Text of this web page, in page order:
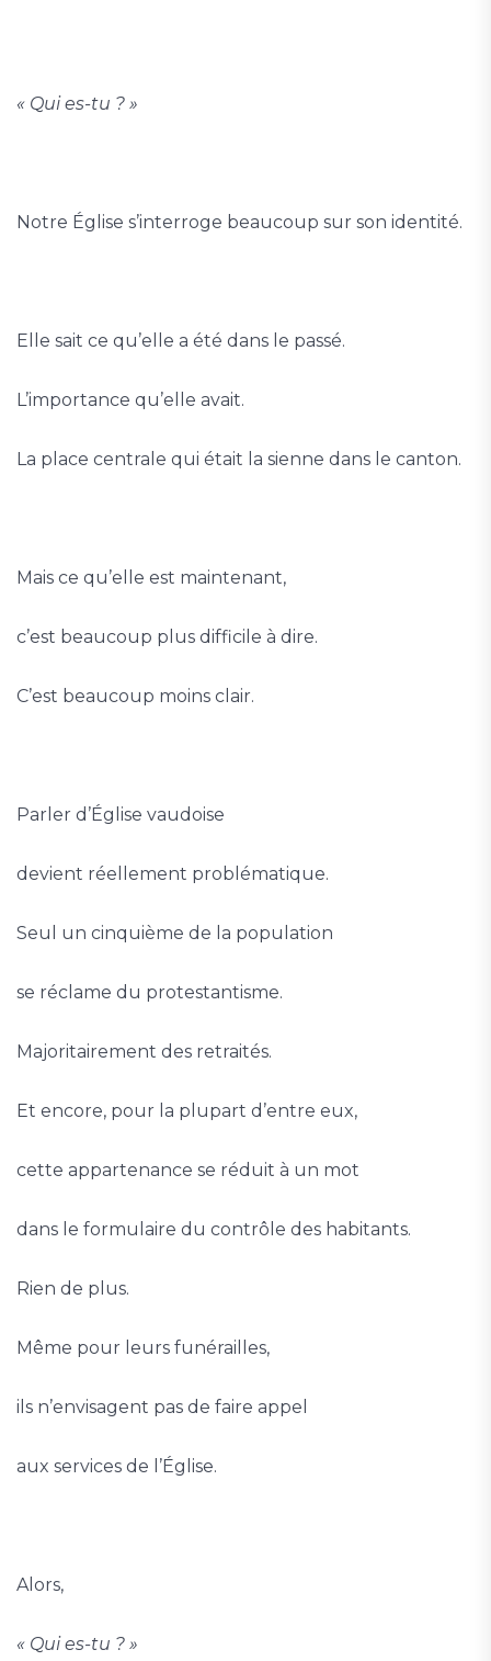
« Qui es-tu ? »
Notre Église s’interroge beaucoup sur son identité.
Elle sait ce qu’elle a été dans le passé.
L’importance qu’elle avait.
La place centrale qui était la sienne dans le canton.
Mais ce qu’elle est maintenant,
c’est beaucoup plus difficile à dire.
C’est beaucoup moins clair.
Parler d’Église vaudoise
devient réellement problématique.
Seul un cinquième de la population
se réclame du protestantisme.
Majoritairement des retraités.
Et encore, pour la plupart d’entre eux,
cette appartenance se réduit à un mot
dans le formulaire du contrôle des habitants.
Rien de plus.
Même pour leurs funérailles,
ils n’envisagent pas de faire appel
aux services de l’Église.
Alors,
« Qui es-tu ? »